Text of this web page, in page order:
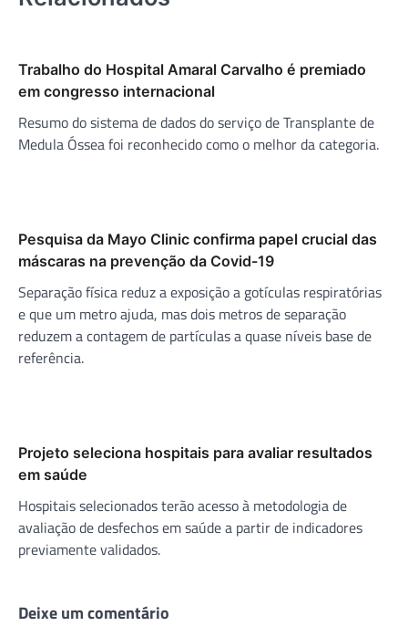
Trabalho do Hospital Amaral Carvalho é premiado
em congresso internacional
Resumo do sistema de dados do serviço de Transplante de
Medula Óssea foi reconhecido como o melhor da categoria.
Pesquisa da Mayo Clinic confirma papel crucial das
máscaras na prevenção da Covid-19
Separação física reduz a exposição a gotículas respiratórias
e que um metro ajuda, mas dois metros de separação
reduzem a contagem de partículas a quase níveis base de
referência.
Projeto seleciona hospitais para avaliar resultados
em saúde
Hospitais selecionados terão acesso à metodologia de
avaliação de desfechos em saúde a partir de indicadores
previamente validados.
Deixe um comentário